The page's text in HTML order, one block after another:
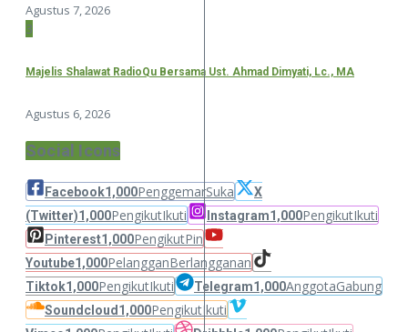
Agustus 7, 2026
3
Majelis Shalawat RadioQu Bersama Ust. Ahmad Dimyati, Lc., MA
Agustus 6, 2026
Social Icons
Facebook1,000PenggemarSuka
X
(Twitter)1,000PengikutIkuti Instagram1,000PengikutIkuti
Pinterest1,000PengikutPin
Youtube1,000PelangganBerlangganan
Tiktok1,000PengikutIkuti Telegram1,000AnggotaGabung
Soundcloud 1,000PengikutIkuti